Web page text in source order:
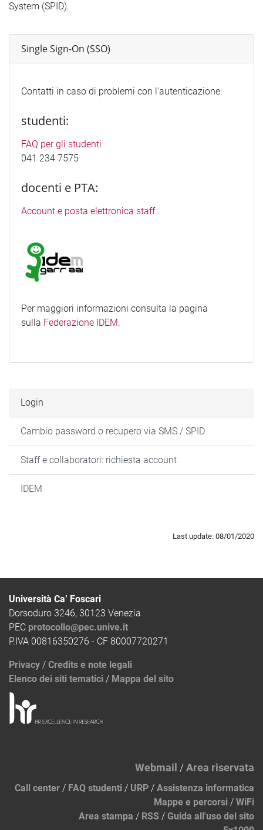
System (SPID).
Single Sign-On (SSO)
Contatti in caso di problemi con l'autenticazione:
studenti:
FAQ per gli studenti
041 234 7575
docenti e PTA:
Account e posta elettronica staff
Per maggiori informazioni consulta la pagina
sulla Federazione IDEM.
Login
Cambio password o recupero via SMS / SPID
Staff e collaboratori: richiesta account
IDEM
Last update: 08/01/2020
Università Ca’ Foscari
Dorsoduro 3246, 30123 Venezia
PEC protocollo@pec.unive.it
P.IVA 00816350276 - CF 80007720271
Privacy / Credits e note legali
Elenco dei siti tematici / Mappa del sito
Webmail /Area riservata
Call center / FAQ studenti / URP / Assistenza informatica
Mappe e percorsi / WiFi
Area stampa / RSS / Guida all'uso del sito